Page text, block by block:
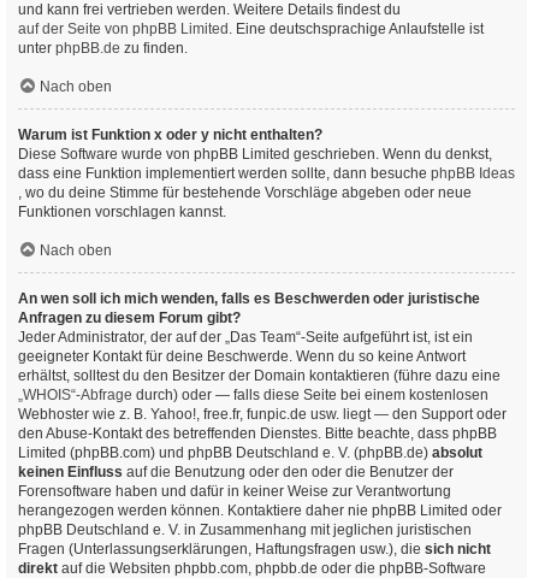
und kann frei vertrieben werden. Weitere Details findest du
auf der Seite von phpBB Limited . Eine deutschsprachige Anlaufstelle ist
unter phpBB.de zu finden.
Nach oben
Warum ist Funktion x oder y nicht enthalten?
Diese Software wurde von phpBB Limited geschrieben. Wenn du denkst,
dass eine Funktion implementiert werden sollte, dann besuche phpBB Ideas
, wo du deine Stimme für bestehende Vorschläge abgeben oder neue
Funktionen vorschlagen kannst.
Nach oben
An wen soll ich mich wenden, falls es Beschwerden oder juristische
Anfragen zu diesem Forum gibt?
Jeder Administrator, der auf der „Das Team“-Seite aufgeführt ist, ist ein
geeigneter Kontakt für deine Beschwerde. Wenn du so keine Antwort
erhältst, solltest du den Besitzer der Domain kontaktieren (führe dazu eine
„WHOIS“-Abfrage durch) oder — falls diese Seite bei einem kostenlosen
Webhoster wie z. B. Yahoo!, free.fr, funpic.de usw. liegt — den Support oder
den Abuse-Kontakt des betreffenden Dienstes. Bitte beachte, dass phpBB
Limited (phpBB.com) und phpBB Deutschland e. V. (phpBB.de) absolut
keinen Einfluss auf die Benutzung oder den oder die Benutzer der
Forensoftware haben und dafür in keiner Weise zur Verantwortung
herangezogen werden können. Kontaktiere daher nie phpBB Limited oder
phpBB Deutschland e. V. in Zusammenhang mit jeglichen juristischen
Fragen (Unterlassungserklärungen, Haftungsfragen usw.), die sich nicht
direkt auf die Websiten phpbb.com, phpbb.de oder die phpBB-Software